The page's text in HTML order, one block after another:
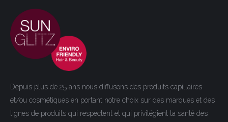
Depuis plus de 25 ans nous diffusons des produits capillaires
et/ou cosmétiques en portant notre choix sur des marques et des
lignes de produits qui respectent et qui privilégient la santé des